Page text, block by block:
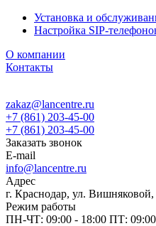
Установка и
Настройка SIP-
О компании
Контакты
zakaz@lancentre.ru
+7 (861) 203-45-00
+7 (861) 203-45-00
Заказать звонок
E-mail
info@lancentre.ru
Адрес
г. Краснодар, ул. Вишняковой,
Режим работы
ПН-ЧТ: 09:00 - 18:00 ПТ: